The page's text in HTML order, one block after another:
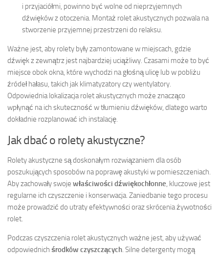
i przyjaciółmi, powinno być wolne od nieprzyjemnych
dźwięków z otoczenia. Montaż rolet akustycznych pozwala na
stworzenie przyjemnej przestrzeni do relaksu.
Ważne jest, aby rolety były zamontowane w miejscach, gdzie
dźwięk z zewnątrz jest najbardziej uciążliwy. Czasami może to być
miejsce obok okna, które wychodzi na głośną ulicę lub w pobliżu
źródeł hałasu, takich jak klimatyzatory czy wentylatory.
Odpowiednia lokalizacja rolet akustycznych może znacząco
wpłynąć na ich skuteczność w tłumieniu dźwięków, dlatego warto
dokładnie rozplanować ich instalację.
Jak dbać o rolety akustyczne?
Rolety akustyczne są doskonałym rozwiązaniem dla osób
poszukujących sposobów na poprawę akustyki w pomieszczeniach.
Aby zachowały swoje właściwości dźwiękochłonne, kluczowe jest
regularne ich czyszczenie i konserwacja. Zaniedbanie tego procesu
może prowadzić do utraty efektywności oraz skrócenia żywotności
rolet.
Podczas czyszczenia rolet akustycznych ważne jest, aby używać
odpowiednich środków czyszczących. Silne detergenty mogą